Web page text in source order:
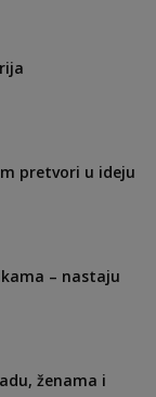
pretvori u ideju
– nastaju
ženama i